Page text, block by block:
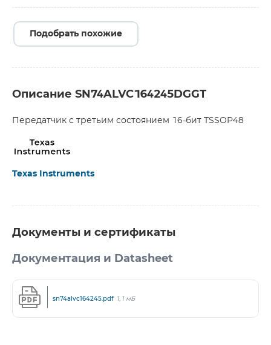
Подобрать похожие
Описание SN74ALVC164245DGGT
Передатчик с третьим состоянием 16-бит TSSOP48
Texas Instruments
Документы и сертификаты
Документация и Datasheet
sn74alvc164245.pdf 1,1 мБ